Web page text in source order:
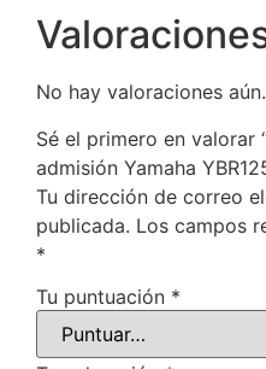
No hay valoraciones aún.
Sé el primero en valorar
admisión Yamaha
Tu dirección de correo
publicada. Los campos
*
Tu puntuación *